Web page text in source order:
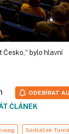
Česko,“ bylo hlavní
ČLÁNEK
ODEBÍRAT
Sedláček